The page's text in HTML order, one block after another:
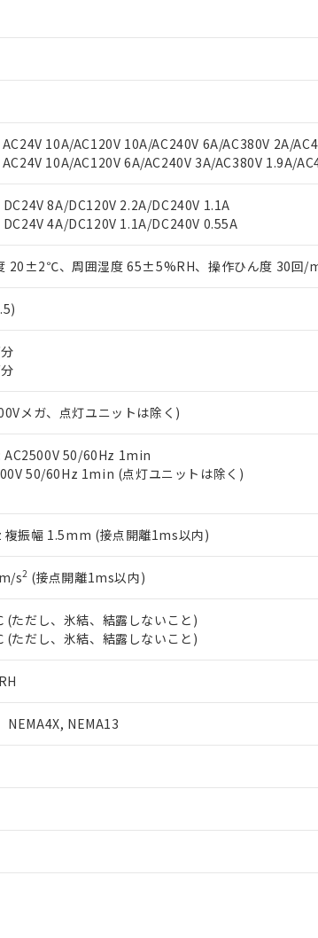
10A/AC120V 10A/AC240V 6A/AC380V 2A/
10A/AC120V 6A/AC240V 3A/AC380V 1.9A/
8A/DC120V 2.2A/DC240V 1.1A
4A/DC120V 1.1A/DC240V 0.55A
20±2℃、周囲湿度 65±5%RH、操作ひん度 30回/
メガ、点灯ユニットは除く)
AC2500V 50/60Hz 1min
50/60Hz 1min (点灯ユニットは除く)
複振幅 1.5mm (接点開離1ms以内)
s2 (接点開離1ms以内)
ただし、氷結、結露しないこと)
ただし、氷結、結露しないこと)
NEMA4X, NEMA13
状況および標準価格はお客様のお取引先、またはお
にご相談ください。
御機器販売店や当社販売拠点は「販売ネットワーク
よび標準価格結果を当社の事前の承諾なく第三者に
機能（部品リスト作成サービス）をご利用いただく
ウェブサイト上で当社にご登録された部品リストに
製品・サービスに関するお客様との取引・商談に必
同利用者とは、"個人情報の共同利用に関して"
の
指します。
業用監視および制御機器に対する適用除外項目は除く。
え状況などにより、予定月が前後することがありま
書ダウンロード
書をダウンロードすることができます。
10物質）の非含有証明書
明書（当社基準）
日時点で非含有を証明するもので、過去に遡って非
のフタル酸エステル類４物質の対応では、対応完
ら備考欄に対応日を記載しておりました。
ます。
質材料含有率が中国RoHSの基準値以下であることを
材料含有率が中国RoHSの基準値を超えていること
基準値 (GB/T26572)：
Hg(水銀) : 1000ppm、 Cd(カドミウム) : 100ppm、
1000ppm、 PBBs(ポリ臭化ビフェニル類) : 1000ppm、 PBDEs(ポリ
ル) : 1000ppm、 DIBP(フタル酸ジイソブチル) : 1000ppm、 BBP(フ
(2-エチルヘキシル)) : 1000ppm
用期限
（10物質）のすべてが基準値以下であることを示し
使用状況下において有害物質が外部に漏えいし、環
れら貴社製品のうち、外国為替および外国貿易法に
製品を、核兵器、ミサイル、化学兵器、生物兵器ま
使用いたしません。
社製品を第三者に販売する場合は、上記1、2および
、販売先および販売に係わる関係者が違法に輸出す
。
以上の在庫あり
には満たないが在庫あり
し(最新の在庫状況については、お客様のお取引先、
売店・当社販売員にご確認ください)
産機種、また在庫状況の情報を公開していない機種